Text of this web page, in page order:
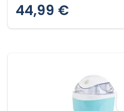
44,99 €